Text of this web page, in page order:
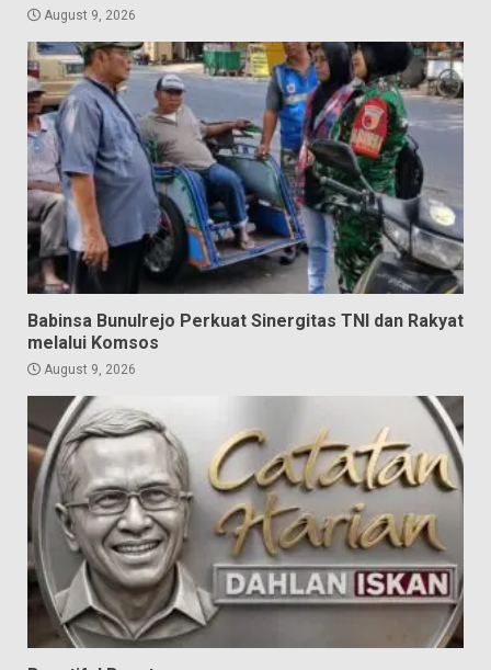
August 9, 2026
Babinsa Bunulrejo Perkuat Sinergitas TNI dan Rakyat
melalui Komsos
August 9, 2026